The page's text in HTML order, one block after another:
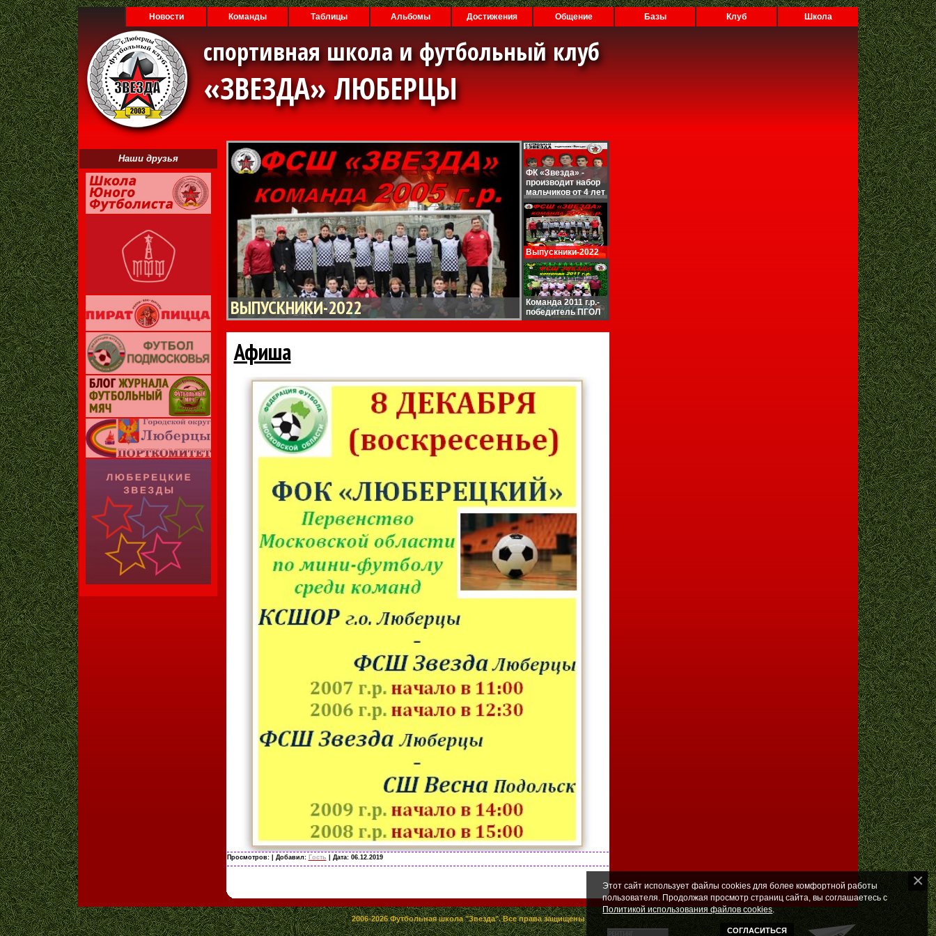
Новости Команды Таблицы Альбомы Достижения Общение Базы Клуб Школа
спортивная школа и футбольный клуб
«ЗВЕЗДА» ЛЮБЕРЦЫ
Наши друзья
ВЫПУСКНИКИ-2022
ФК «Звезда» -
производит набор
мальчиков от 4 лет
Выпускники-2022
Команда 2011 г.р.-
победитель ПГОЛ
Афиша
Просмотров: | Добавил: Гость | Дата: 06.12.2019
2006-2026 Футбольная школа "Звезда". Все права защищены
Этот сайт использует файлы cookies для более комфортной работы
пользователя. Продолжая просмотр страниц сайта, вы соглашаетесь с
Политикой использования файлов cookies.
СОГЛАСИТЬСЯ